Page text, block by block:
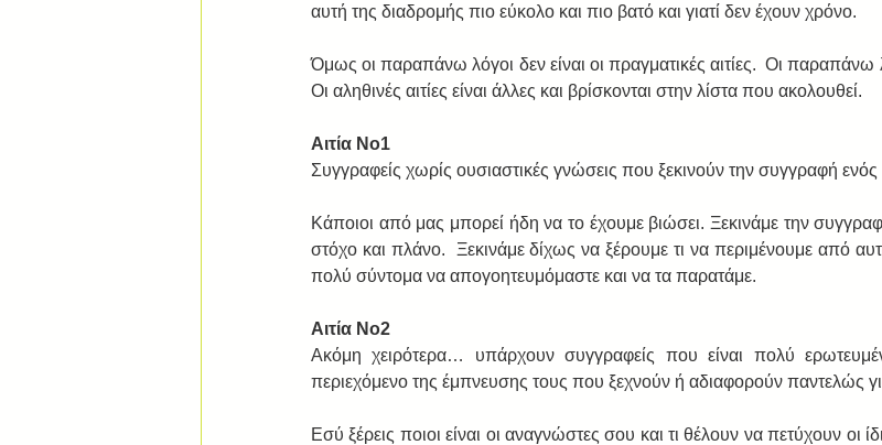
αυτή της διαδρομής πιο εύκολο και πιο βατό και γιατί δεν έχουν χρόνο.
Όμως οι παραπάνω λόγοι δεν είναι οι πραγματικές αιτίες.  Οι παραπάνω
Οι αληθινές αιτίες είναι άλλες και βρίσκονται στην λίστα που ακολουθεί.
Αιτία Νο1
Συγγραφείς χωρίς ουσιαστικές γνώσεις που ξεκινούν την συγγραφή
Κάποιοι από μας μπορεί ήδη να το έχουμε βιώσει. Ξεκινάμε την
στόχο και πλάνο.  Ξεκινάμε δίχως να ξέρουμε τι να περιμένουμε από
πολύ σύντομα να απογοητευμόμαστε και να τα παρατάμε.
Αιτία Νο2
Ακόμη χειρότερα… υπάρχουν συγγραφείς που είναι πολύ
περιεχόμενο της έμπνευσης τους που ξεχνούν ή αδιαφορούν παντελώς
Εσύ ξέρεις ποιοι είναι οι αναγνώστες σου και τι θέλουν να πετύχουν οι